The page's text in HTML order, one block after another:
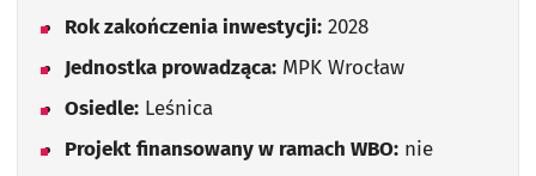
Rok zakończenia inwestycji: 2028
Jednostka prowadząca: MPK Wrocław
Osiedle: Leśnica
Projekt finansowany w ramach WBO: nie